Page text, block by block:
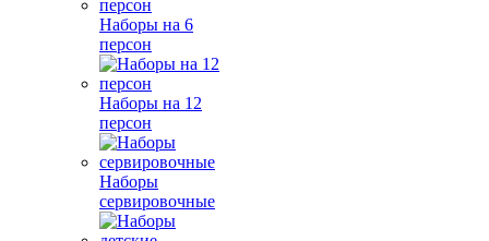
Наборы на 6
персон
Наборы на 12
персон
Наборы
сервировочные